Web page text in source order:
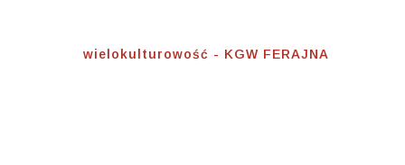
wielokulturowość - KGW FERAJNA